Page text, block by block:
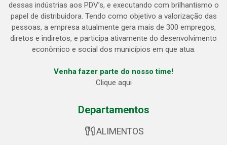
dessas indústrias aos PDV’s, e executando com brilhantismo o
papel de distribuidora. Tendo como objetivo a valorização das
pessoas, a empresa atualmente gera mais de 300 empregos,
diretos e indiretos, e participa ativamente do desenvolvimento
econômico e social dos municípios em que atua.
Venha fazer parte do nosso time!
Clique aqui
Departamentos
ALIMENTOS